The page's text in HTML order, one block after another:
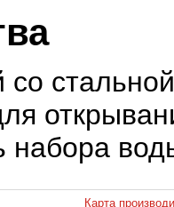
набора
Карта